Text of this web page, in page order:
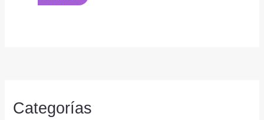
Categorías